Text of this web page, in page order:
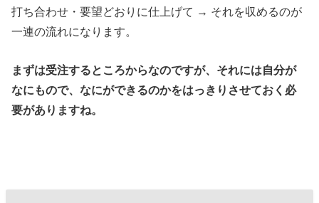
打ち合わせ・要望どおりに仕上げて → それを収めるのが
一連の流れになります。
まずは受注するところからなのですが、それには自分が
なにもので、なにができるのかをはっきりさせておく必
要がありますね。